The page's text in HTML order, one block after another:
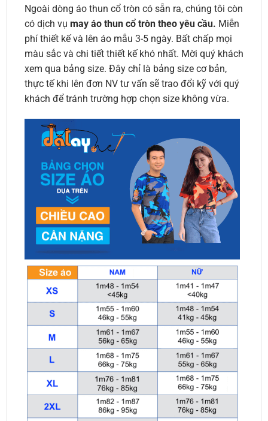
Ngoài dòng áo thun cổ tròn có sẵn ra, chúng tôi còn
có dịch vụ may áo thun cổ tròn theo yêu cầu. Miễn
phí thiết kế và lên áo mẫu 3-5 ngày. Bất chấp mọi
màu sắc và chi tiết thiết kế khó nhất. Mời quý khách
xem qua bảng size. Đây chỉ là bảng size cơ bản,
thực tế khi lên đơn NV tư vấn sẽ trao đổi kỹ với quý
khách để tránh trường hợp chọn size không vừa.